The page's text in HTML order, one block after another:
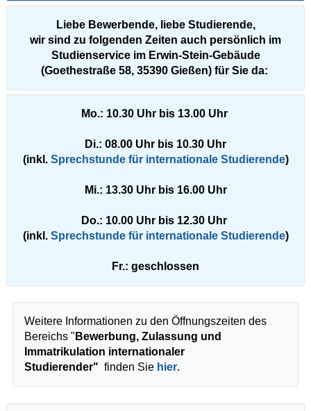
Liebe Bewerbende, liebe Studierende,
wir sind zu folgenden Zeiten auch persönlich im
Studienservice im Erwin-Stein-Gebäude
(Goethestraße 58, 35390 Gießen) für Sie da:
Mo.: 10.30 Uhr bis 13.00 Uhr
Di.: 08.00 Uhr bis 10.30 Uhr
(inkl. Sprechstunde für internationale Studierende)
Mi.: 13.30 Uhr bis 16.00 Uhr
Do.: 10.00 Uhr bis 12.30 Uhr
(inkl. Sprechstunde für internationale Studierende)
Fr.: geschlossen
Weitere Informationen zu den Öffnungszeiten des
Bereichs " Bewerbung, Zulassung und
Immatrikulation internationaler
Studierender" finden Sie hier.